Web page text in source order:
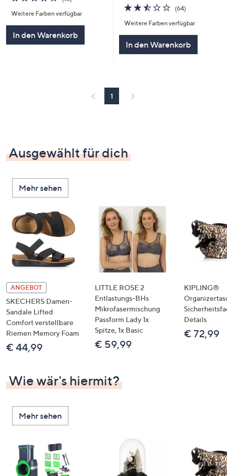
von
5
Weitere Farben verfügbar
In den Warenkorb
2.5
von
5
(64)64
Weitere Farben verfügbar
In den Warenkorb
1
Ausgewählt für dich
Mehr sehen
ANGEBOT
SKECHERS Damen-
Sandale Lifted
Comfort verstellbare
Riemen Memory Foam
€ 44,99
LITTLE ROSE 2
Entlastungs-BHs
Mikrofasermischung
Passform Lady 1x
Spitze, 1x Basic
€ 59,99
KIPLING®
Details
€ 72,99
Wie wär's hiermit?
Mehr sehen